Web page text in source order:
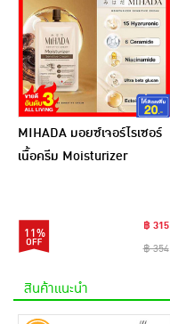
MIHADA มอยซ์เจอร์ไรเซอร์
เนื้อครีม Moisturizer
11%
฿ 315
฿ 354
สินค้าแนะนำ